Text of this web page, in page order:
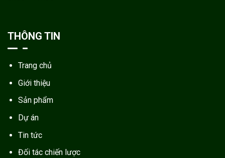
THÔNG TIN
Trang chủ
Giới thiệu
Sản phẩm
Dự án
Tin tức
Đối tác chiến lược